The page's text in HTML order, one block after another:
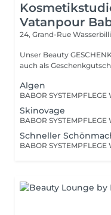
Vatanpour
24, Grand-Rue
Unser Beauty
auch als
Algen
Skinovage
Schneller